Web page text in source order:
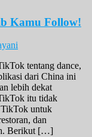
Kamu Follow!
tentang dance,
dari China ini
lebih dekat
itu tidak
TikTok untuk
dan
Berikut […]